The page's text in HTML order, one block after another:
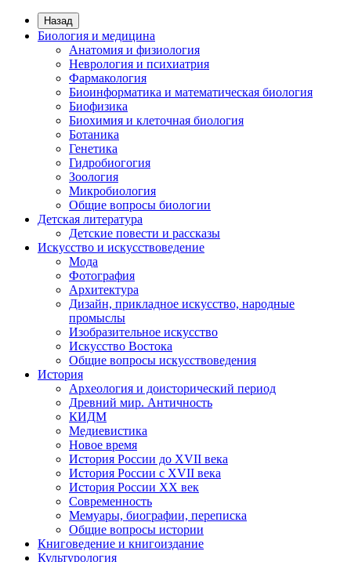
Назад
Биология и медицина
Анатомия и физиология
Неврология и психиатрия
Фармакология
Биоинформатика и математическая биология
Биофизика
Биохимия и клеточная биология
Ботаника
Генетика
Гидробиогогия
Зоология
Микробиология
Общие вопросы биологии
Детская литература
Детские повести и рассказы
Искусство и искусствоведение
Мода
Фотография
Архитектура
Дизайн, прикладное искусство, народные
промыслы
Изобразительное искусство
Искусство Востока
Общие вопросы искусствоведения
История
Археология и доисторический период
Древний мир. Античность
КИДМ
Медиевистика
Новое время
История России до XVII века
История России с XVII века
История России XX век
Современность
Мемуары, биографии, переписка
Общие вопросы истории
Книговедение и книгоиздание
Культурология